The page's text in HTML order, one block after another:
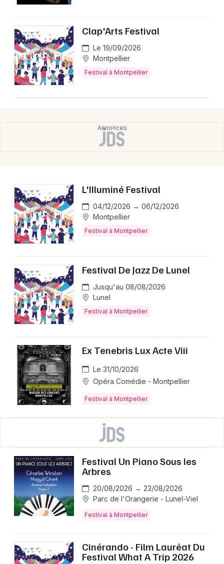
Clap'Arts Festival
Le 19/09/2026
Montpellier
Festival à Montpellier
L'Illuminé Festival
04/12/2026 → 06/12/2026
Montpellier
Festival à Montpellier
Festival De Jazz De Lunel
Jusqu'au 08/08/2026
Lunel
Festival à Montpellier
Ex Tenebris Lux Acte Viii
Le 31/10/2026
Opéra Comédie - Montpellier
Festival à Montpellier
Festival Un Piano Sous les
Arbres
20/08/2026 → 23/08/2026
Parc de l'Orangerie - Lunel-Viel
Festival à Montpellier
Cinérando - Film Lauréat Du
Festival What A Trip 2026